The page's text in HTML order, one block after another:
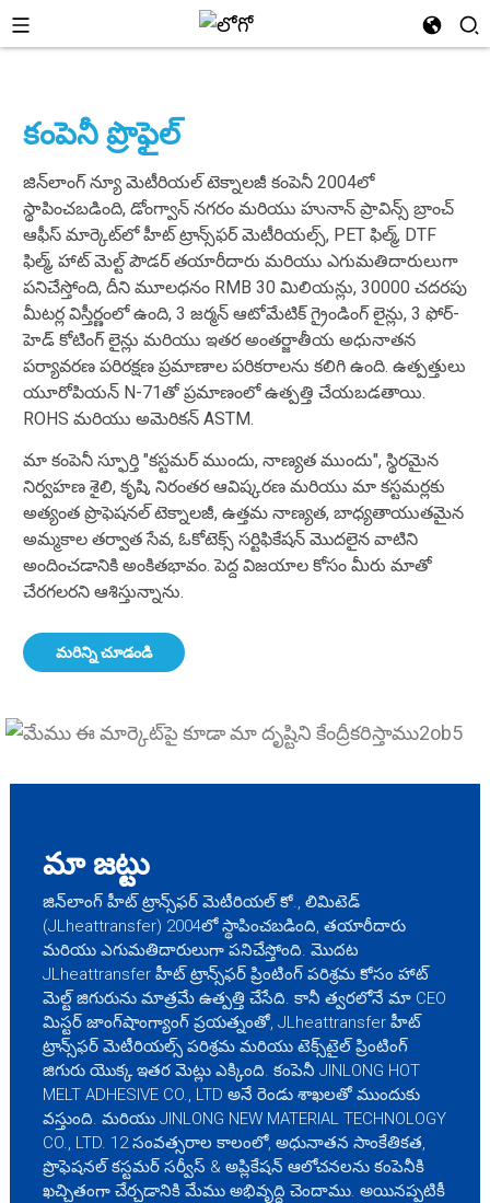
కంపెనీ ప్రొఫైల్
జిన్‌లాంగ్ న్యూ మెటీరియల్ టెక్నాలజీ కంపెనీ 2004లో
స్థాపించబడింది, డోంగ్వాన్ నగరం మరియు హునాన్ ప్రావిన్స్ బ్రాంచ్
ఆఫీస్ మార్కెట్‌లో హీట్ ట్రాన్స్‌ఫర్ మెటీరియల్స్, PET ఫిల్మ్, DTF
ఫిల్మ్, హాట్ మెల్ట్ పౌడర్ తయారీదారు మరియు ఎగుమతిదారులుగా
పనిచేస్తోంది, దీని మూలధనం RMB 30 మిలియన్లు, 30000 చదరపు
మీటర్ల విస్తీర్ణంలో ఉంది, 3 జర్మన్ ఆటోమేటిక్ గ్రైండింగ్ లైన్లు, 3 ఫోర్-
హెడ్ కోటింగ్ లైన్లు మరియు ఇతర అంతర్జాతీయ అధునాతన
పర్యావరణ పరిరక్షణ ప్రమాణాల పరికరాలను కలిగి ఉంది. ఉత్పత్తులు
యూరోపియన్ N-71తో ప్రమాణంలో ఉత్పత్తి చేయబడతాయి.
ROHS మరియు అమెరికన్ ASTM.
మా కంపెనీ స్ఫూర్తి "కస్టమర్ ముందు, నాణ్యత ముందు", స్థిరమైన
నిర్వహణ శైలి, కృషి, నిరంతర ఆవిష్కరణ మరియు మా కస్టమర్లకు
అత్యంత ప్రొఫెషనల్ టెక్నాలజీ, ఉత్తమ నాణ్యత, బాధ్యతాయుతమైన
అమ్మకాల తర్వాత సేవ, ఓకోటెక్స్ సర్టిఫికేషన్ మొదలైన వాటిని
అందించడానికి అంకితభావం. పెద్ద విజయాల కోసం మీరు మాతో
చేరగలరని ఆశిస్తున్నాను.
మరిన్ని చూడండి
మా జట్టు
జిన్‌లాంగ్ హీట్ ట్రాన్స్‌ఫర్ మెటీరియల్ కో., లిమిటెడ్
(JLheattransfer) 2004లో స్థాపించబడింది, తయారీదారు
మరియు ఎగుమతిదారులుగా పనిచేస్తోంది. మొదట
JLheattransfer హీట్ ట్రాన్స్‌ఫర్ ప్రింటింగ్ పరిశ్రమ కోసం హాట్
మెల్ట్ జిగురును మాత్రమే ఉత్పత్తి చేసేది. కానీ త్వరలోనే మా CEO
మిస్టర్ జాంగ్‌షాంగ్యాంగ్ ప్రయత్నంతో, JLheattransfer హీట్
ట్రాన్స్‌ఫర్ మెటీరియల్స్ పరిశ్రమ మరియు టెక్స్‌టైల్ ప్రింటింగ్
జిగురు యొక్క ఇతర మెట్లు ఎక్కింది. కంపెనీ JINLONG HOT
MELT ADHESIVE CO., LTD అనే రెండు శాఖలతో ముందుకు
వస్తుంది. మరియు JINLONG NEW MATERIAL TECHNOLOGY
CO., LTD. 12 సంవత్సరాల కాలంలో, అధునాతన సాంకేతికత,
ప్రొఫెషనల్ కస్టమర్ సర్వీస్ & అప్లికేషన్ ఆలోచనలను కంపెనీకి
ఖచ్చితంగా చేర్చడానికి మేము అభివృద్ధి చెందాము. అయినప్పటికీ